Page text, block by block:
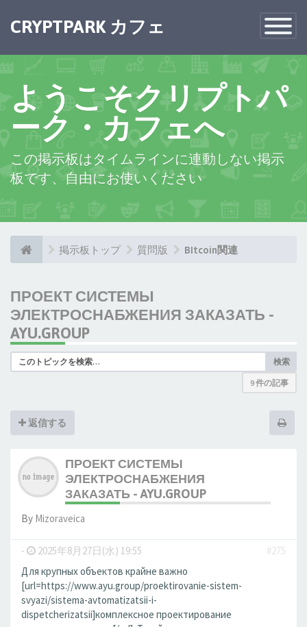
Toggle
CRYPTPARK カフェ
ようこそクリプトパ
ーク・カフェへ
この掲示板はタイムラインに連動しない掲示
板です、自由にお使いください
掲示板トップ 質問版 BItcoin関連
ПРОЕКТ СИСТЕМЫ
ЭЛЕКТРОСНАБЖЕНИЯ ЗАКАЗАТЬ -
AYU.GROUP
検索
9 件の記事
返信する
ПРОЕКТ СИСТЕМЫ
ЭЛЕКТРОСНАБЖЕНИЯ
ЗАКАЗАТЬ - AYU.GROUP
By Mizoraveica
- 2025年8月27日(水) 19:55
#275
Для крупных объектов крайне важно
[url=https://www.ayu.group/proektirovanie-sistem-
svyazi/sistema-avtomatizatsii-i-
dispetcherizatsii]комплексное проектирование